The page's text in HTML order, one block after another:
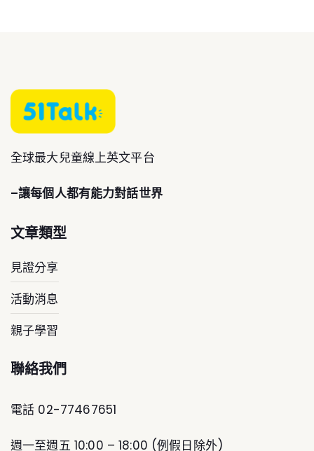
全球最大兒童線上英文平台
–讓每個人都有能力對話世界
文章類型
見證分享
活動消息
親子學習
聯絡我們
電話 02-77467651
週一至週五 10:00 – 18:00 (例假日除外)